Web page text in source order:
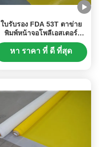
ใบรับรอง FDA 53T ตาข่าย
พิมพ์หน้าจอโพลีเอสเตอร์
สำหรับการพิมพ์เซรามิกส์
หา ราคา ที่ ดี ที่สุด